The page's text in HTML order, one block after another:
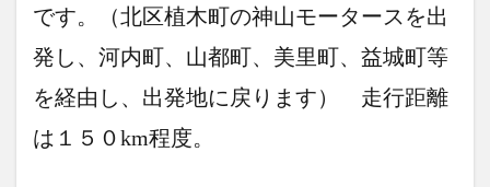
です。（北区植木町の神山モータースを出
発し、河内町、山都町、美里町、益城町等
を経由し、出発地に戻ります） 走行距離
は１５０km程度。